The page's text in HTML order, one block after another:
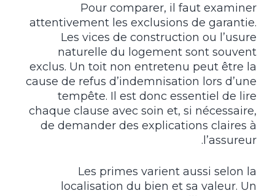
Pour comparer, il faut examiner
attentivement les exclusions de garantie.
Les vices de construction ou l’usure
naturelle du logement sont souvent
exclus. Un toit non entretenu peut être la
cause de refus d’indemnisation lors d’une
tempête. Il est donc essentiel de lire
chaque clause avec soin et, si nécessaire,
de demander des explications claires à
l’assureur.
Les primes varient aussi selon la
localisation du bien et sa valeur. Un